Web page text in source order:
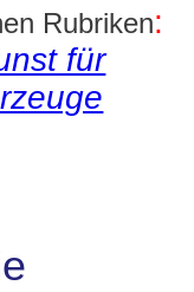
Rubriken:
für